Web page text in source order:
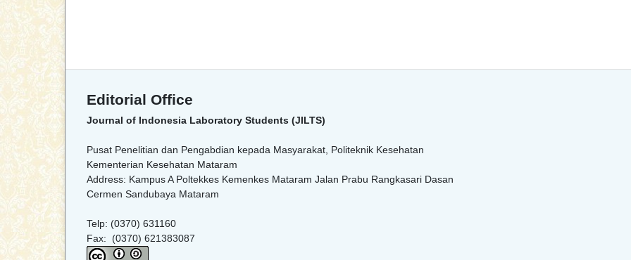
Editorial Office
Journal of Indonesia Laboratory Students (JILTS)
Pusat Penelitian dan Pengabdian kepada Masyarakat, Politeknik Kesehatan
Kementerian Kesehatan Mataram
Address: Kampus A Poltekkes Kemenkes Mataram Jalan Prabu Rangkasari Dasan
Cermen Sandubaya Mataram
Telp: (0370) 631160
Fax: (0370) 621383087